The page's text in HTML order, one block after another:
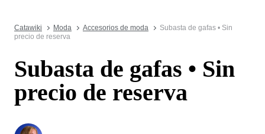
Catawiki Moda Accesorios de moda
Subasta de gafas • Sin
precio de reserva
Subasta de gafas • Sin
precio de reserva